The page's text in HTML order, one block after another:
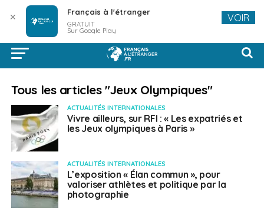
Tous les articles "Jeux Olympiques"
ACTUALITÉS INTERNATIONALES
Vivre ailleurs, sur RFI : « Les expatriés et
les Jeux olympiques à Paris »
ACTUALITÉS INTERNATIONALES
L’exposition « Élan commun », pour
valoriser athlètes et politique par la
photographie
✕ Français à l'étranger
GRATUIT
Sur Google Play
VOIR